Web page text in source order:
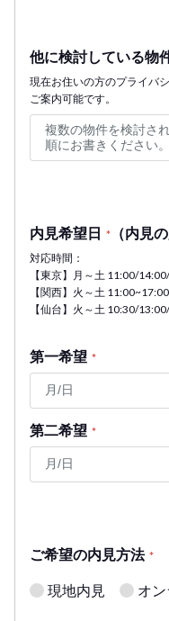
他に検討している物
現在お住いの方のプライバ
ご案内可能です。
内見希望日 * （内見
対応時間：
【東京】月～土 11:00/
【関西】火～土 11:00~17:00
【仙台】火～土 10:30/
第一希望 *
第二希望 *
ご希望の内見方法 *
現地内見 オ